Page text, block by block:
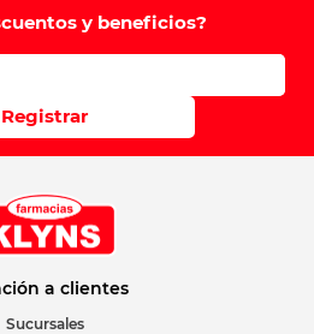
y beneficios?
Registrar
a clientes
Sucursales